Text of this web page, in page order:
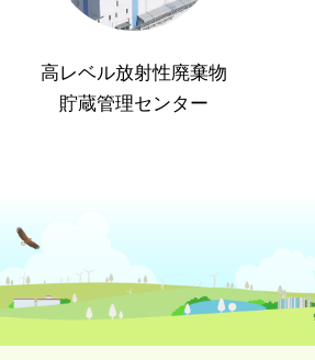
高レベル放射性廃棄物
貯蔵管理センター